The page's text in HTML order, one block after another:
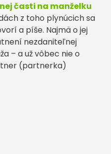
časti na manželku
z toho plynúcich sa
a píše. Najmä o jej
nezdaniteľnej
– a už vôbec nie o
(partnerka)